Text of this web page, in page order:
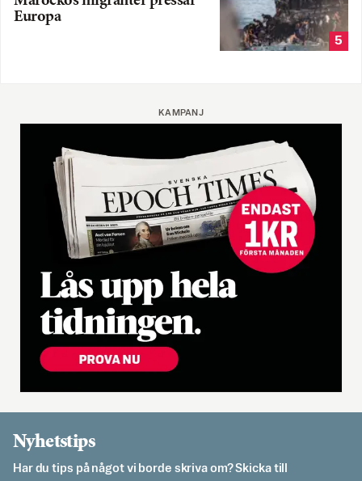
Europa
5
KAMPANJ
Nyhetstips
Har du tips på något vi borde skriva om? Skicka till